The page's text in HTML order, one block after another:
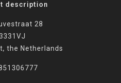
description
28
the Netherlands